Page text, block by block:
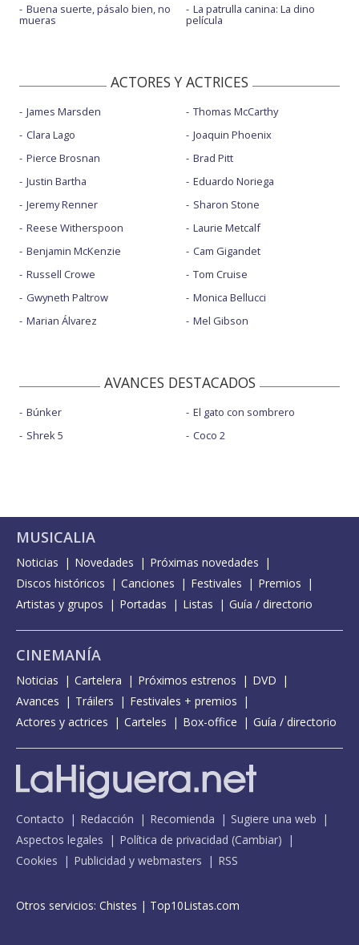
Buena suerte, pásalo bien, no
mueras
La patrulla canina: La dino
película
ACTORES Y ACTRICES
James Marsden
Clara Lago
Pierce Brosnan
Justin Bartha
Jeremy Renner
Reese Witherspoon
Benjamin McKenzie
Russell Crowe
Gwyneth Paltrow
Marian Álvarez
Thomas McCarthy
Joaquin Phoenix
Brad Pitt
Eduardo Noriega
Sharon Stone
Laurie Metcalf
Cam Gigandet
Tom Cruise
Monica Bellucci
Mel Gibson
AVANCES DESTACADOS
Búnker
Shrek 5
El gato con sombrero
Coco 2
MUSICALIA
Noticias Novedades
Próximas novedades
Discos históricos
Canciones Festivales
Premios
Artistas y grupos
Portadas Listas Guía / directorio
CINEMANÍA
Noticias Cartelera Próximos estrenos
DVD
Avances
Tráilers
Festivales + premios
Actores y actrices
Carteles Box-office Guía / directorio
Contacto Redacción Recomienda
Sugiere una web
Aspectos legales
Política de privacidad (Cambiar)
Cookies
Publicidad y webmasters RSS
Otros servicios: Chistes | Top10Listas.com